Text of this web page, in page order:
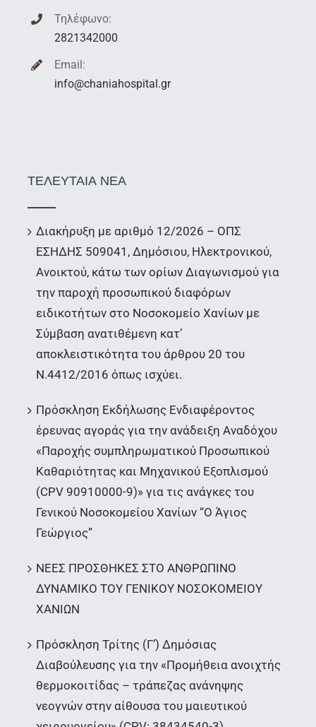
Τηλέφωνο:
2821342000
Email:
info@chaniahospital.gr
ΤΕΛΕΥΤΑΙΑ ΝΕΑ
Διακήρυξη με αριθμό 12/2026 – ΟΠΣ
ΕΣΗΔΗΣ 509041, Δημόσιου, Ηλεκτρονικού,
Ανοικτού, κάτω των ορίων Διαγωνισμού για
την παροχή προσωπικού διαφόρων
ειδικοτήτων στο Νοσοκομείο Χανίων με
Σύμβαση ανατιθέμενη κατ’
αποκλειστικότητα του άρθρου 20 του
Ν.4412/2016 όπως ισχύει.
Πρόσκληση Εκδήλωσης Ενδιαφέροντος
έρευνας αγοράς για την ανάδειξη Αναδόχου
«Παροχής συμπληρωματικού Προσωπικού
Καθαριότητας και Μηχανικού Εξοπλισμού
(CPV 90910000-9)» για τις ανάγκες του
Γενικού Νοσοκομείου Χανίων “Ο Άγιος
Γεώργιος”
ΝΕΕΣ ΠΡΟΣΘΗΚΕΣ ΣΤΟ ΑΝΘΡΩΠΙΝΟ
ΔΥΝΑΜΙΚΟ ΤΟΥ ΓΕΝΙΚΟΥ ΝΟΣΟΚΟΜΕΙΟΥ
ΧΑΝΙΩΝ
Πρόσκληση Τρίτης (Γ’) Δημόσιας
Διαβούλευσης για την «Προμήθεια ανοιχτής
θερμοκοιτίδας – τράπεζας ανάνηψης
νεογνών στην αίθουσα του μαιευτικού